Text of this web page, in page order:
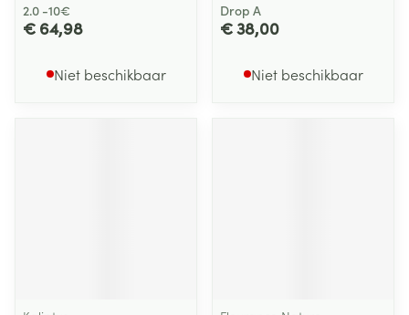
2.0 -10€
€ 64,98
Niet beschikbaar
Drop A
€ 38,00
Niet beschikbaar